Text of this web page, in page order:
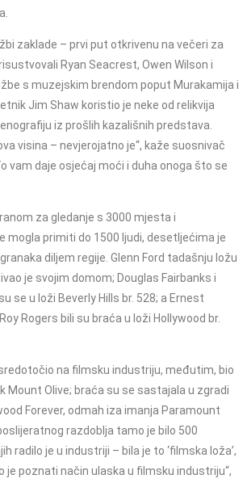
zaklade – prvi put otkrivenu na večeri za
Ryan Seacrest, Owen Wilson i
s muzejskim brendom poput Murakamija i
Jim Shaw koristio je neke od relikvija
iz prošlih kazališnih predstava.
visina – nevjerojatno je“, kaže suosnivač
vam daje osjećaj moći i duha onoga što se
za gledanje s 3000 mjesta i
mogla primiti do 1500 ljudi, desetljećima je
diljem regije. Glenn Ford tadašnju ložu
je svojim domom; Douglas Fairbanks i
se u loži Beverly Hills br. 528; a Ernest
Rogers bili su braća u loži Hollywood br.
na filmsku industriju, međutim, bio
Mount Olive; braća su se sastajala u zgradi
Forever, odmah iza imanja Paramount
razdoblja tamo je bilo 500
radilo je u industriji – bila je to ‘filmska loža’,
je poznati način ulaska u filmsku industriju“,